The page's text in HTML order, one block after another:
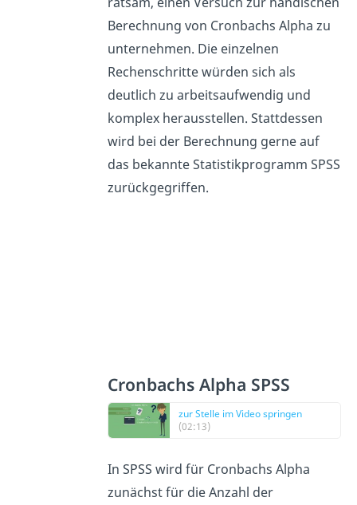
Berechnung von Cronbachs Alpha zu
unternehmen. Die einzelnen
Rechenschritte würden sich als
deutlich zu arbeitsaufwendig und
komplex herausstellen. Stattdessen
wird bei der Berechnung gerne auf
das bekannte Statistikprogramm SPSS
zurückgegriffen.
Cronbachs Alpha SPSS
zur Stelle im Video springen
(02:13)
In SPSS wird für Cronbachs Alpha
zunächst für die Anzahl der